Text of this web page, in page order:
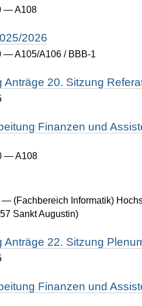
— A108
2026
— A105/A106 / BBB-1
Anträge 20. Sitzung
Finanzen und
— A108
— (Fachbereich Informatik)
Sankt Augustin)
Anträge 22. Sitzung
Finanzen und